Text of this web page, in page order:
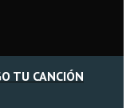
TU CANCIÓN